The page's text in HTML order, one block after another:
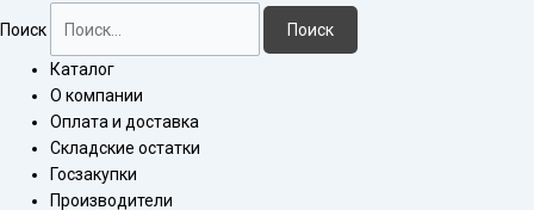
Поиск Поиск
Каталог
О компании
Оплата и доставка
Складские остатки
Госзакупки
Производители